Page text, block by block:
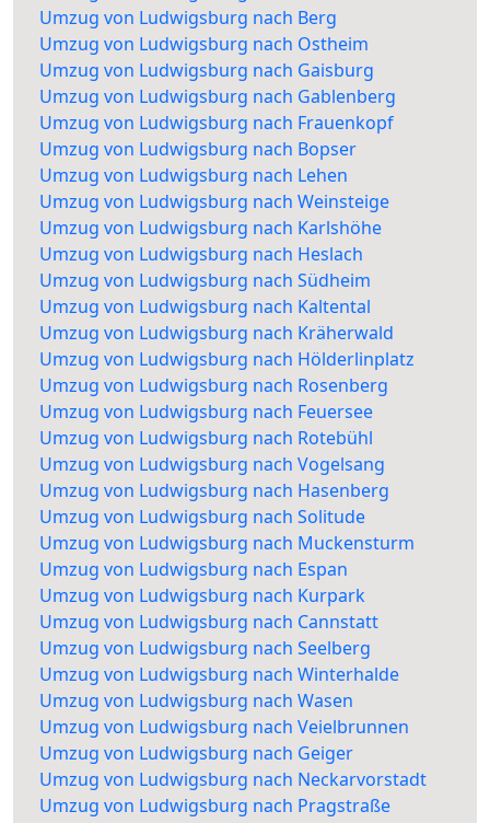
Umzug von Ludwigsburg nach Berg
Umzug von Ludwigsburg nach Ostheim
Umzug von Ludwigsburg nach Gaisburg
Umzug von Ludwigsburg nach Gablenberg
Umzug von Ludwigsburg nach Frauenkopf
Umzug von Ludwigsburg nach Bopser
Umzug von Ludwigsburg nach Lehen
Umzug von Ludwigsburg nach Weinsteige
Umzug von Ludwigsburg nach Karlshöhe
Umzug von Ludwigsburg nach Heslach
Umzug von Ludwigsburg nach Südheim
Umzug von Ludwigsburg nach Kaltental
Umzug von Ludwigsburg nach Kräherwald
Umzug von Ludwigsburg nach Hölderlinplatz
Umzug von Ludwigsburg nach Rosenberg
Umzug von Ludwigsburg nach Feuersee
Umzug von Ludwigsburg nach Rotebühl
Umzug von Ludwigsburg nach Vogelsang
Umzug von Ludwigsburg nach Hasenberg
Umzug von Ludwigsburg nach Solitude
Umzug von Ludwigsburg nach Muckensturm
Umzug von Ludwigsburg nach Espan
Umzug von Ludwigsburg nach Kurpark
Umzug von Ludwigsburg nach Cannstatt
Umzug von Ludwigsburg nach Seelberg
Umzug von Ludwigsburg nach Winterhalde
Umzug von Ludwigsburg nach Wasen
Umzug von Ludwigsburg nach Veielbrunnen
Umzug von Ludwigsburg nach Geiger
Umzug von Ludwigsburg nach Neckarvorstadt
Umzug von Ludwigsburg nach Pragstraße